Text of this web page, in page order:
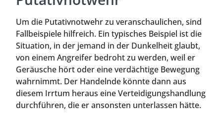
Um die Putativnotwehr zu veranschaulichen, sind
Fallbeispiele hilfreich. Ein typisches Beispiel ist die
Situation, in der jemand in der Dunkelheit glaubt,
von einem Angreifer bedroht zu werden, weil er
Geräusche hört oder eine verdächtige Bewegung
wahrnimmt. Der Handelnde könnte dann aus
diesem Irrtum heraus eine Verteidigungshandlung
durchführen, die er ansonsten unterlassen hätte.